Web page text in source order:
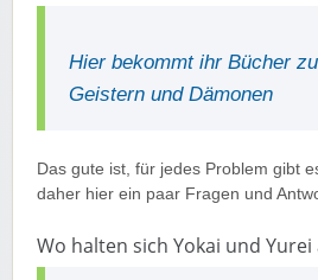
Hier bekommt ihr Bücher
Geistern und Dämonen
Das gute ist, für jedes Problem gibt
daher hier ein paar Fragen und
Wo halten sich Yokai und Yurei